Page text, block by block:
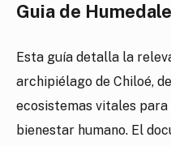
Guia de
Esta guía detalla la
archipiélago de Chiloé,
ecosistemas vitales
bienestar humano. El